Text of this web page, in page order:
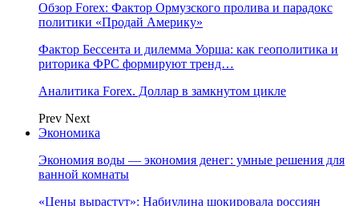
Обзор Forex: Фактор Ормузского пролива и парадокс
политики «Продай Америку»
Фактор Бессента и дилемма Уорша: как геополитика и
риторика ФРС формируют тренд…
Аналитика Forex. Доллар в замкнутом цикле
Prev Next
Экономика
Экономия воды — экономия денег: умные решения для
ванной комнаты
«Цены вырастут»: Набиулина шокировала россиян